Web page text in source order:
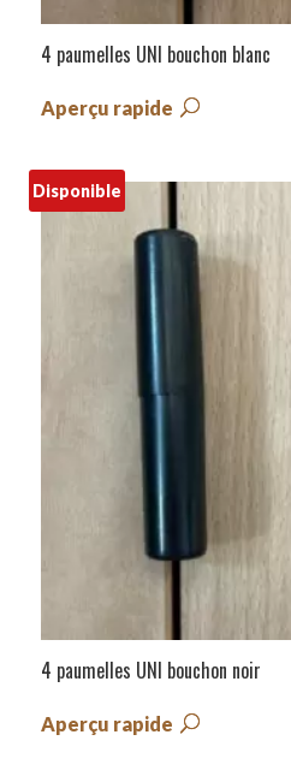
4 paumelles UNI bouchon blanc
Aperçu rapide
Disponible
4 paumelles UNI bouchon noir
Aperçu rapide